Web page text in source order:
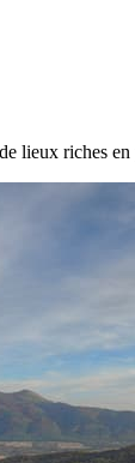
lieux riches